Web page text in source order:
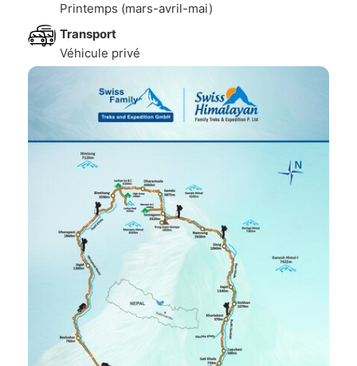
Printemps (mars-avril-mai)
Transport
Véhicule privé